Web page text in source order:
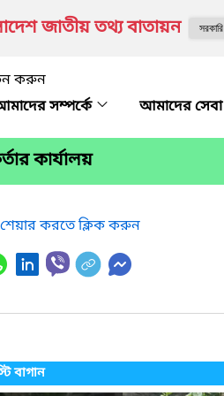
জাতীয় তথ্য বাতায়ন
করুন
সম্পর্কে
আমাদের সেবা
কার্যালয়
করতে ক্লিক করুন
বাগান